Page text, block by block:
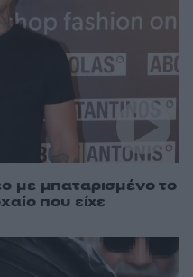
με μπαταρισμένο το
που είχε